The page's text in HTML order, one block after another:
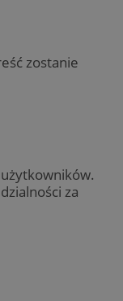
zostanie
za